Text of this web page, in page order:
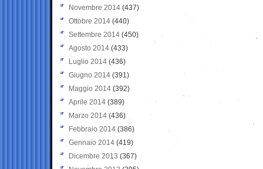
Novembre 2014 (437)
Ottobre 2014 (440)
Settembre 2014 (450)
Agosto 2014 (433)
Luglio 2014 (436)
Giugno 2014 (391)
Maggio 2014 (392)
Aprile 2014 (389)
Marzo 2014 (436)
Febbraio 2014 (386)
Gennaio 2014 (419)
Dicembre 2013 (367)